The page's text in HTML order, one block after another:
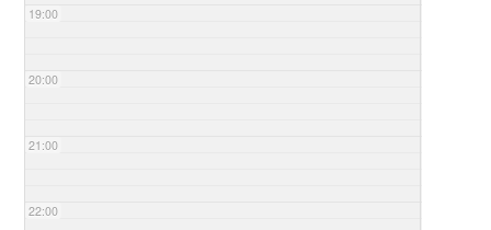
19:00
20:00
21:00
22:00